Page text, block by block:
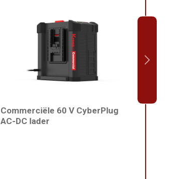
Commerciële 60 V CyberPlug
AC-DC lader